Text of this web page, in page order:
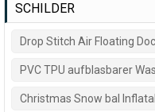
SCHILDER
Drop Stitch Air Floating
PVC TPU aufblasbarer
Christmas Snow bal